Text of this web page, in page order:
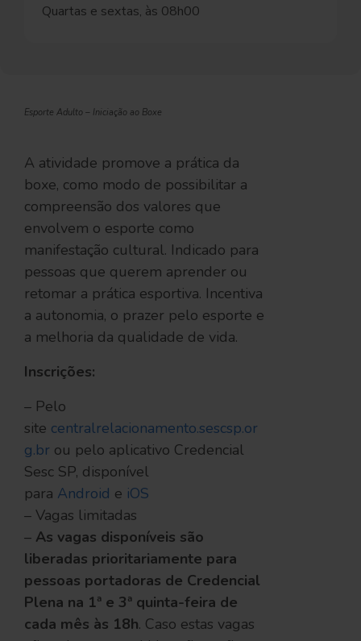
Quartas e sextas, às 08h00
Esporte Adulto – Iniciação ao Boxe
A atividade promove a prática da
boxe, como modo de possibilitar a
compreensão dos valores que
envolvem o esporte como
manifestação cultural. Indicado para
pessoas que querem aprender ou
retomar a prática esportiva. Incentiva
a autonomia, o prazer pelo esporte e
a melhoria da qualidade de vida.
Inscrições:
– Pelo
site centralrelacionamento.sescsp.or
g.br ou pelo aplicativo Credencial
Sesc SP, disponível
para Android e iOS
– Vagas limitadas
– As vagas disponíveis são
liberadas prioritariamente para
pessoas portadoras de Credencial
Plena na 1ª e 3ª quinta-feira de
cada mês às 18h. Caso estas vagas